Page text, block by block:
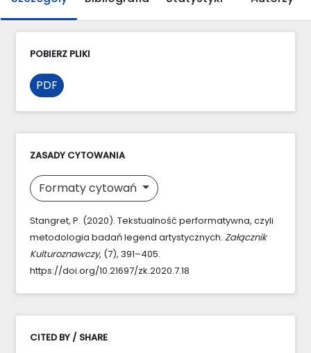
POBIERZ PLIKI
PDF
ZASADY CYTOWANIA
Formaty cytowań
Stangret, P. (2020). Tekstualność performatywna, czyli
metodologia badań legend artystycznych. Załącznik
Kulturoznawczy, (7), 391–405.
https://doi.org/10.21697/zk.2020.7.18
CITED BY / SHARE